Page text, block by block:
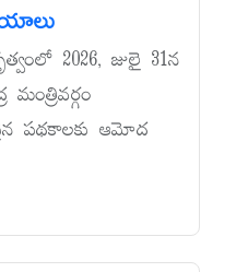
2026, జులై 31న
పథకాలకు ఆమోద